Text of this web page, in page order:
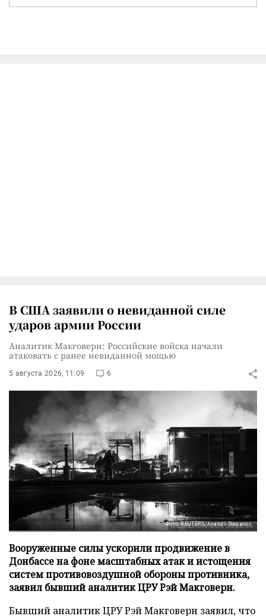
В США заявили о невиданной силе
ударов армии России
Аналитик Макговерн: Российские войска начали
атаковать с ранее невиданной мощью
5 августа 2026, 11:09 6
Фото: REUTERS/Anatolii Stepanov
Вооруженные силы ускорили продвижение в
Донбассе на фоне масштабных атак и истощения
систем противовоздушной обороны противника,
заявил бывший аналитик ЦРУ Рэй Макговерн.
Бывший аналитик ЦРУ Рэй Макговерн заявил, что